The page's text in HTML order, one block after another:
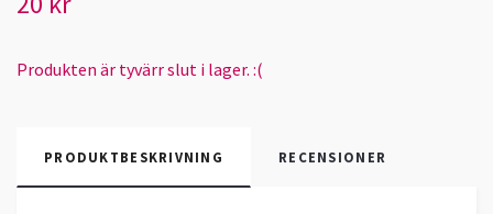
Produkten är tyvärr slut i lager. :(
PRODUKTBESKRIVNING RECENSIONER